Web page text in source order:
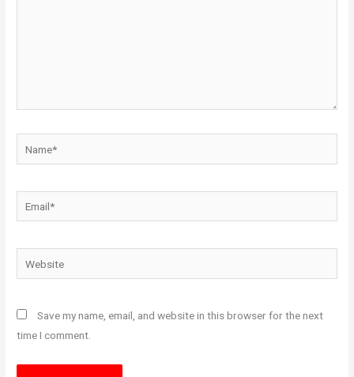
Website
Save my name, email, and website in this browser for the next
time I comment.